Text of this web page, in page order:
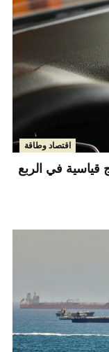
اقتصاد وطاقة
قياسية في الربع